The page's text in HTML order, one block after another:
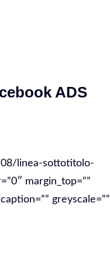
ADS
linea-sottotitolo-
margin_top=””
greyscale=””